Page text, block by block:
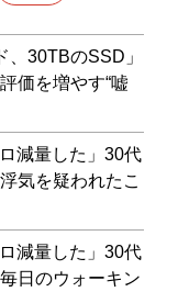
30TBのSSD」
価を増やす“嘘
減量した」30代
気を疑われたこ
減量した」30代
日のウォーキン